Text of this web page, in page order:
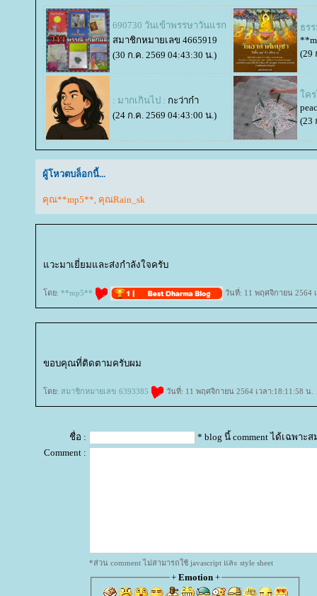
690730 วันเข้าพรรษาวันแรก
สมาชิกหมายเลข 4665919
(30 ก.ค. 2569 04:43:30 น.)
ธร
(29
: มากเกินไป : กะว่าก๋า
(24 ก.ค. 2569 04:43:00 น.)
คร
(23
ผู้โหวตบล็อกนี้...
คุณ**mp5**, คุณRain_sk
วะมาเยี่ยมและส่งกำลังใจครับ
ดย: **mp5** วันที่: 11 พฤศจิกายน 2564
ขอบคุณที่ติดตามครับผม
ดย: สมาชิกหมายเลข 6393385 วันที่: 11 พฤศจิกายน 2564 เวลา:18:11:58 น.
ชื่อ :
* blog นี้ comment ได้เฉพาะ
Comment :
*ส่วน comment ไม่สามารถใช้ javascript และ style sheet
+ Emotion+